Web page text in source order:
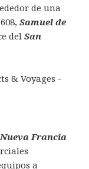
de una
Samuel de
delSan
Nueva Francia
a